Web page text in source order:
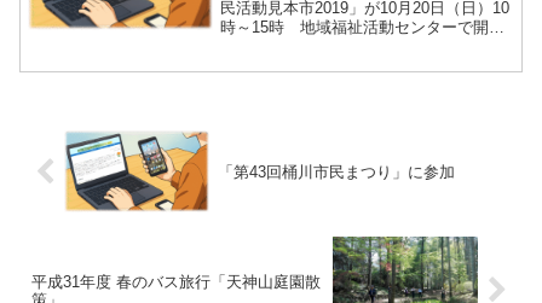
民活動見本市2019」が10月20日（日）10
時～15時 地域福祉活動センターで開催
「第43回桶川市民まつり」に参加
平成31年度 春のバス旅行「天神山庭園散